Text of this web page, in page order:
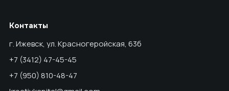
Контакты
г. Ижевск, ул. Красногеройская, 63б
+7 (3412) 47-45-45
+7 (950) 810-48-47